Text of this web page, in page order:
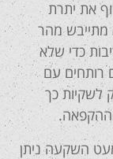
את יתרת
מתייבש מהר
כדי שלא
רותחים עם
לשקיות כך
השקעה ניתן